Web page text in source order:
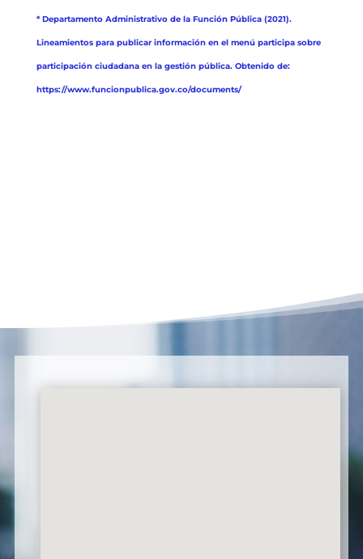
* Departamento Administrativo de la Función Pública (2021).
Lineamientos para publicar información en el menú participa sobre
participación ciudadana en la gestión pública. Obtenido de:
https://www.funcionpublica.gov.co/documents/